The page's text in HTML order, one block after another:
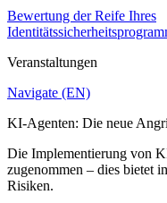
Bewertung der Reife Ihres
Veranstaltungen
Navigate (EN)
KI-Agenten: Die neue
Die Implementierung von
zugenommen – dies bietet
Risiken.